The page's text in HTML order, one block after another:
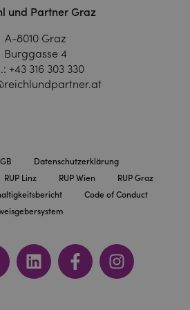
und Partner Graz
A-8010 Graz
Burggasse 4
+43 316 303 330
Datenschutzerklärung
RUP Linz RUP Wien
RUP Graz
Code of Conduct